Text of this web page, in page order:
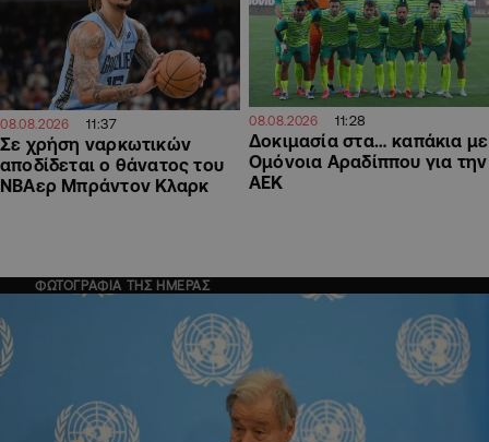
08.08.2026 11:37
Σε χρήση ναρκωτικών
αποδίδεται ο θάνατος του
ΝΒΑερ Μπράντον Κλαρκ
08.08.2026 11:28
Δοκιμασία στα… καπάκια με
Ομόνοια Αραδίππου για την
ΑΕΚ
ΦΩΤΟΓΡΑΦΙΑ ΤΗΣ ΗΜΕΡΑΣ